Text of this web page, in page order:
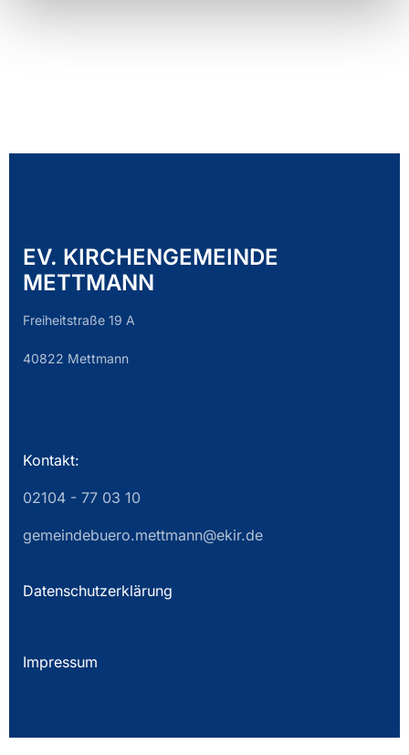
EV. KIRCHENGEMEINDE
METTMANN
Freiheitstraße 19 A
40822 Mettmann
Kontakt:
02104 - 77 03 10
gemeindebuero.mettmann@ekir.de
Datenschutzerklärung
Impressum